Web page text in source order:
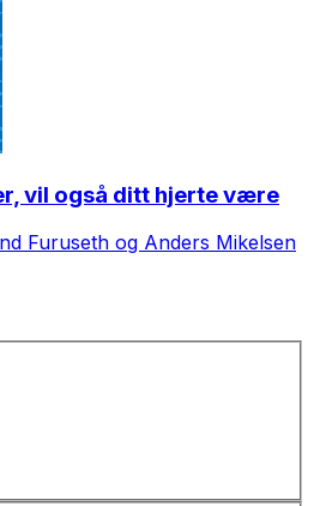
vil også ditt hjerte være
Furuseth og Anders Mikelsen